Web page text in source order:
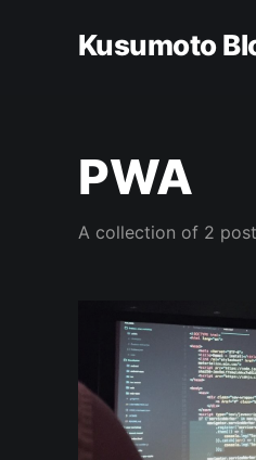
Kusumoto
PWA
A collection of 2